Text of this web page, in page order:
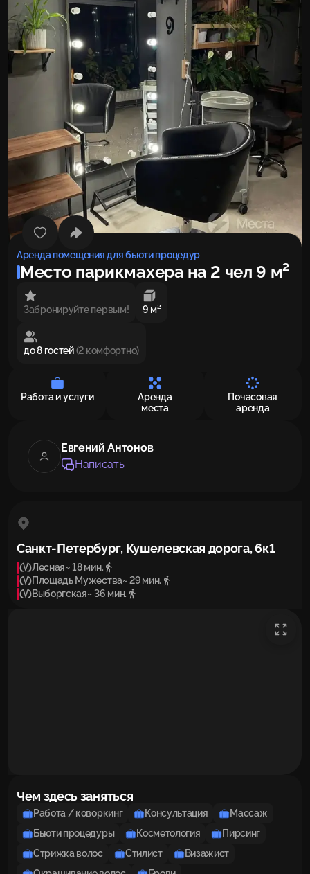
Аренда помещения для бьюти процедур
Место парикмахера на 2 чел 9 м²
Забронируйте первым! 9 м²
до 8 гостей(2 комфортно)
Работа и услуги
Аренда
места
Почасовая
аренда
Евгений Антонов
Написать
Санкт-Петербург, Кушелевская дорога, 6к1
Лесная~ 18 мин.
Площадь Мужества~ 29 мин.
Выборгская~ 36 мин.
Чем здесь заняться
Работа / коворкинг Консультация
Массаж
Бьюти процедуры
Косметология
Пирсинг
Стрижка волос
Стилист
Визажист